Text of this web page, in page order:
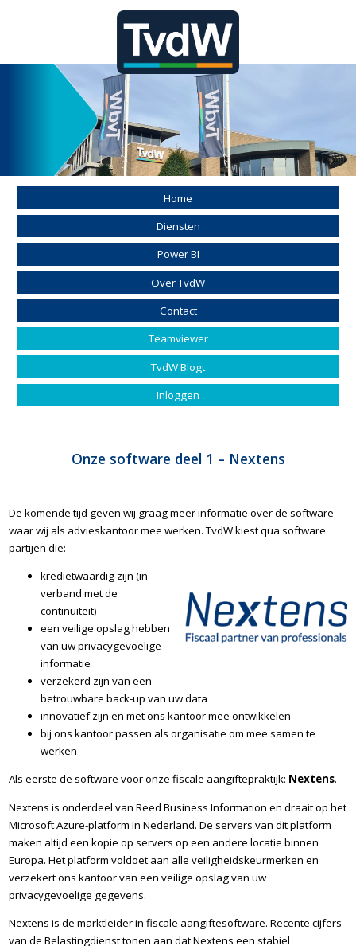
Home
Diensten
Power BI
Over TvdW
Contact
Teamviewer
TvdW Blogt
Inloggen
Onze software deel 1 – Nextens
De komende tijd geven wij graag meer informatie over de software
waar wij als advieskantoor mee werken. TvdW kiest qua software
partijen die:
kredietwaardig zijn (in
verband met de
continuïteit)
een veilige opslag hebben
van uw privacygevoelige
informatie
verzekerd zijn van een
betrouwbare back-up van uw data
innovatief zijn en met ons kantoor mee ontwikkelen
bij ons kantoor passen als organisatie om mee samen te
werken
Als eerste de software voor onze fiscale aangiftepraktijk: Nextens.
Nextens is onderdeel van Reed Business Information en draait op het
Microsoft Azure-platform in Nederland. De servers van dit platform
maken altijd een kopie op servers op een andere locatie binnen
Europa. Het platform voldoet aan alle veiligheidskeurmerken en
verzekert ons kantoor van een veilige opslag van uw
privacygevoelige gegevens.
Nextens is de marktleider in fiscale aangiftesoftware. Recente cijfers
van de Belastingdienst tonen aan dat Nextens een stabiel